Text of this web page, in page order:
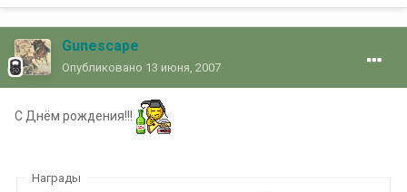
Gunescape
Опубликовано 13 июня, 2007
С Днём рождения!!!
Награды